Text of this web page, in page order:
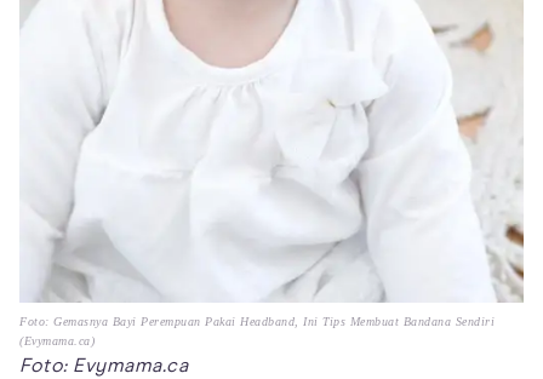
Foto: Gemasnya Bayi Perempuan Pakai Headband, Ini Tips Membuat Bandana Sendiri
(Evymama.ca)
Foto: Evymama.ca